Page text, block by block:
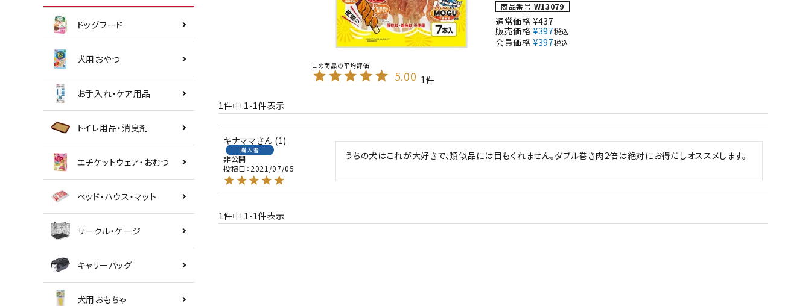
ドッグフード
犬用おやつ
お手入れ・ケア用品
トイレ用品・消臭剤
エチケットウェア・おむつ
ベッド・ハウス・マット
サークル・ケージ
キャリーバッグ
犬用おもちゃ
商品番号 W13079
通常価格 ¥437
販売価格 ¥397税込
会員価格 ¥397税込
5.00 1
1件中 1 -1件表示
キナママ 1
購入者
非公開
投稿日 2021/07/05
うちの犬はこれが大好きで、類似品には目もくれません。ダブル巻き肉2倍は絶対にお得だしオススメします。
1件中 1 -1件表示